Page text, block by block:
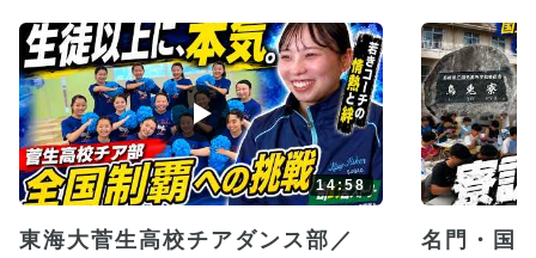
14:58
東海大菅生高校チアダンス部／
名門・国